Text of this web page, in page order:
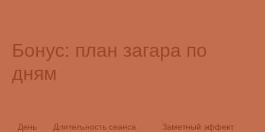
Бонус: план загара по
дням
День Длительность сеанса Заметный эффект